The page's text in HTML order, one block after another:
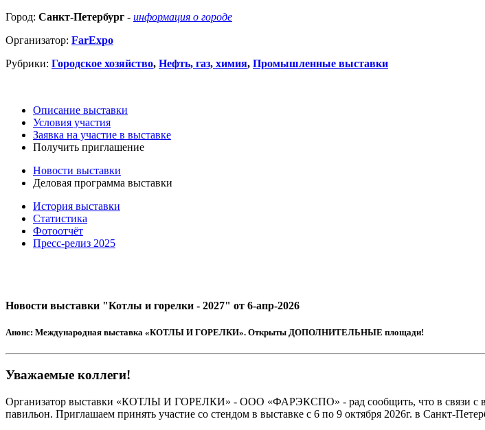
Город: Санкт-Петербург - информация о городе
Организатор: FarExpo
Рубрики: Городское хозяйство, Нефть, газ, химия, Промышленные выставки
Описание выставки
Условия участия
Заявка на участие в выставке
Получить приглашение
Новости выставки
Деловая программа выставки
История выставки
Статистика
Фотоотчёт
Пресс-релиз 2025
Новости выставки "Котлы и горелки - 2027" от 6-апр-2026
Анонс: Международная выставка «КОТЛЫ И ГОРЕЛКИ». Открыты ДОПОЛНИТЕЛЬНЫЕ площади!
Уважаемые коллеги!
Организатор выставки «КОТЛЫ И ГОРЕЛКИ» - ООО «ФАРЭКСПО» - рад сообщить, что в связи с
павильон. Приглашаем принять участие со стендом в выставке с 6 по 9 октября 2026г. в